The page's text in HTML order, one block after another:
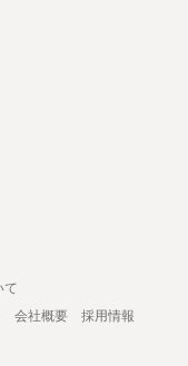
て
会社概要
採用情報